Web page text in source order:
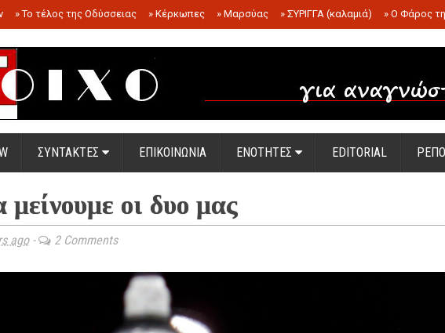
»Το τέλος της Οδύσσειας » Κέρκωπες » Μαρσύας » ΣΥΡΙΓΓΑ (καλαμιά) » Ο Φάρος
.
ΣΥΝΤΑΚΤΕΣ ΕΠΙΚΟΙΝΩΝΙΑ ΕΝΟΤΗΤΕΣ EDITORIAL
μείνουμε οι δυο μας
ago- 2 Comments